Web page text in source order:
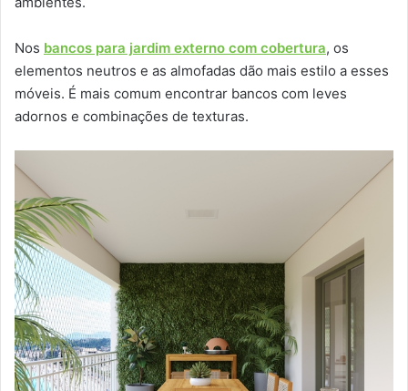
Nos bancos para jardim externo com cobertura, os
elementos neutros e as almofadas dão mais estilo a esses
móveis. É mais comum encontrar bancos com leves
adornos e combinações de texturas.